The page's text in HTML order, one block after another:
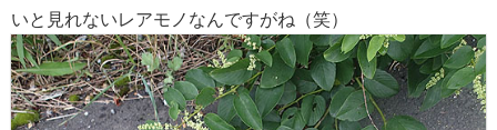
いと見れないレアモノなんですがね（笑）